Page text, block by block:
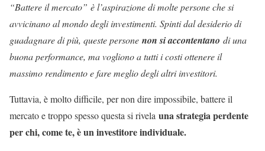
“Battere il mercato” è l’aspirazione di molte persone che si
avvicinano al mondo degli investimenti. Spinti dal desiderio di
guadagnare di più, queste persone non si accontentano di una
buona performance, ma vogliono a tutti i costi ottenere il
massimo rendimento e fare meglio degli altri investitori.
Tuttavia, è molto difficile, per non dire impossibile, battere il
mercato e troppo spesso questa si rivela una strategia perdente
per chi, come te, è un investitore individuale.